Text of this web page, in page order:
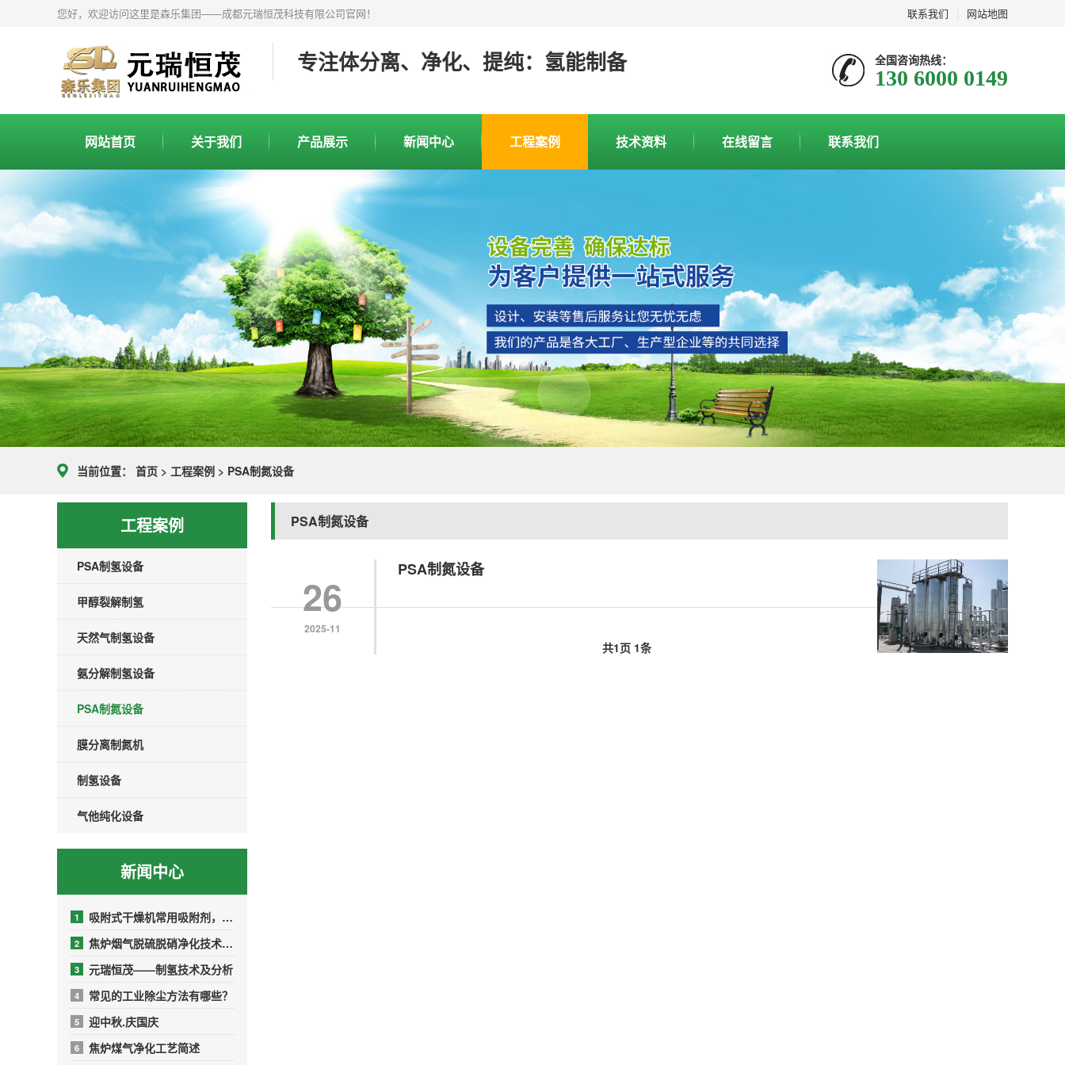
联系我们 网站地图
您好，欢迎访问这里是森乐集团——成都元瑞恒茂科技有限公司官网！
专注体分离、净化、提纯：氢能制备 全国咨询热线：
130 6000 0149
网站首页 关于我们 产品展示 新闻中心 工程案例 技术资料 在线留言 联系我们
当前位置： 首页 > 工程案例 > PSA制氮设备
工程案例
PSA制氢设备
甲醇裂解制氢
天然气制氢设备
氨分解制氢设备
PSA制氮设备
膜分离制氮机
制氢设备
气他纯化设备
新闻中心
1 吸附式干燥机常用吸附剂，你了解多少？
2 焦炉烟气脱硫脱硝净化技术与工艺
3 元瑞恒茂——制氢技术及分析
4 常见的工业除尘方法有哪些？
5 迎中秋.庆国庆
6 焦炉煤气净化工艺简述
PSA制氮设备
26
2025-11
PSA制氮设备
共1页 1条